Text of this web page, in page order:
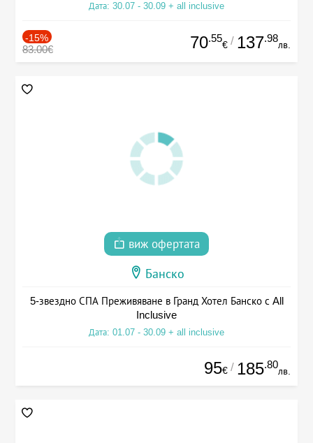
Дата: 30.07 - 30.09 + all inclusive
-15%
83.00€ 70.55
€ / 137.98
лв.
виж офертата
Банско
5-звездно СПА Преживяване в Гранд Хотел Банско с All
Inclusive
Дата: 01.07 - 30.09 + all inclusive
95€ / 185.80
лв.